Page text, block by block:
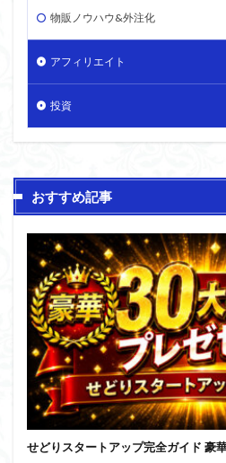
物販ノウハウ&外注化
アフィリエイト
投資
おすすめ記事
せどりスタートアップ完全ガイド 豪